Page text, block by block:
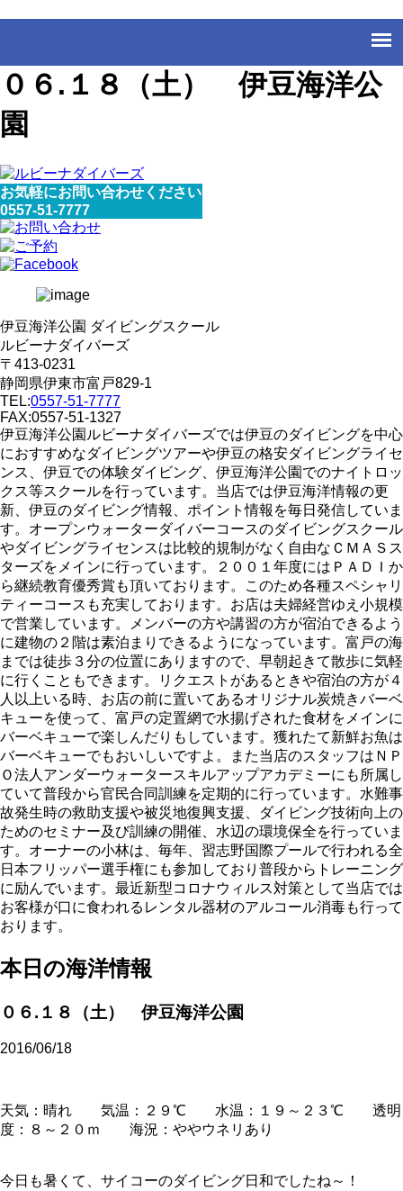
０６.１８（土） 伊豆海洋公
園
お気軽にお問い合わせください
0557-51-7777
伊豆海洋公園 ダイビングスクール
ルビーナダイバーズ
〒413-0231
静岡県伊東市富戸829-1
TEL:0557-51-7777
FAX:0557-51-1327
伊豆海洋公園ルビーナダイバーズでは伊豆のダイビングを中心
におすすめなダイビングツアーや伊豆の格安ダイビングライセ
ンス、伊豆での体験ダイビング、伊豆海洋公園でのナイトロッ
クス等スクールを行っています。当店では伊豆海洋情報の更
新、伊豆のダイビング情報、ポイント情報を毎日発信していま
す。オープンウォーターダイバーコースのダイビングスクール
やダイビングライセンスは比較的規制がなく自由なＣＭＡＳス
ターズをメインに行っています。２００１年度にはＰＡＤＩか
ら継続教育優秀賞も頂いております。このため各種スペシャリ
ティーコースも充実しております。お店は夫婦経営ゆえ小規模
で営業しています。メンバーの方や講習の方が宿泊できるよう
に建物の２階は素泊まりできるようになっています。富戸の海
までは徒歩３分の位置にありますので、早朝起きて散歩に気軽
に行くこともできます。リクエストがあるときや宿泊の方が４
人以上いる時、お店の前に置いてあるオリジナル炭焼きバーベ
キューを使って、富戸の定置網で水揚げされた食材をメインに
バーベキューで楽しんだりもしています。獲れたて新鮮お魚は
バーベキューでもおいしいですよ。また当店のスタッフはＮＰ
Ｏ法人アンダーウォータースキルアップアカデミーにも所属し
ていて普段から官民合同訓練を定期的に行っています。水難事
故発生時の救助支援や被災地復興支援、ダイビング技術向上の
ためのセミナー及び訓練の開催、水辺の環境保全を行っていま
す。オーナーの小林は、毎年、習志野国際プールで行われる全
日本フリッパー選手権にも参加しており普段からトレーニング
に励んでいます。最近新型コロナウィルス対策として当店では
お客様が口に食われるレンタル器材のアルコール消毒も行って
おります。
本日の海洋情報
０６.１８（土） 伊豆海洋公園
2016/06/18
天気：晴れ 気温：２９℃ 水温：１９～２３℃ 透明
度：８～２０ｍ 海況：ややウネリあり
今日も暑くて、サイコーのダイビング日和でしたね～！